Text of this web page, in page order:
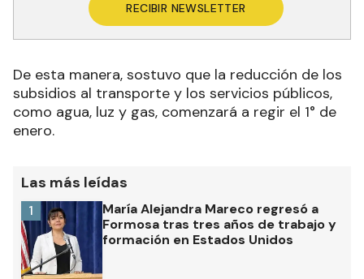
RECIBIR NEWSLETTER
De esta manera, sostuvo que la reducción de los
subsidios al transporte y los servicios públicos,
como agua, luz y gas, comenzará a regir el 1° de
enero.
Las más leídas
María Alejandra Mareco regresó a
Formosa tras tres años de trabajo y
formación en Estados Unidos
1